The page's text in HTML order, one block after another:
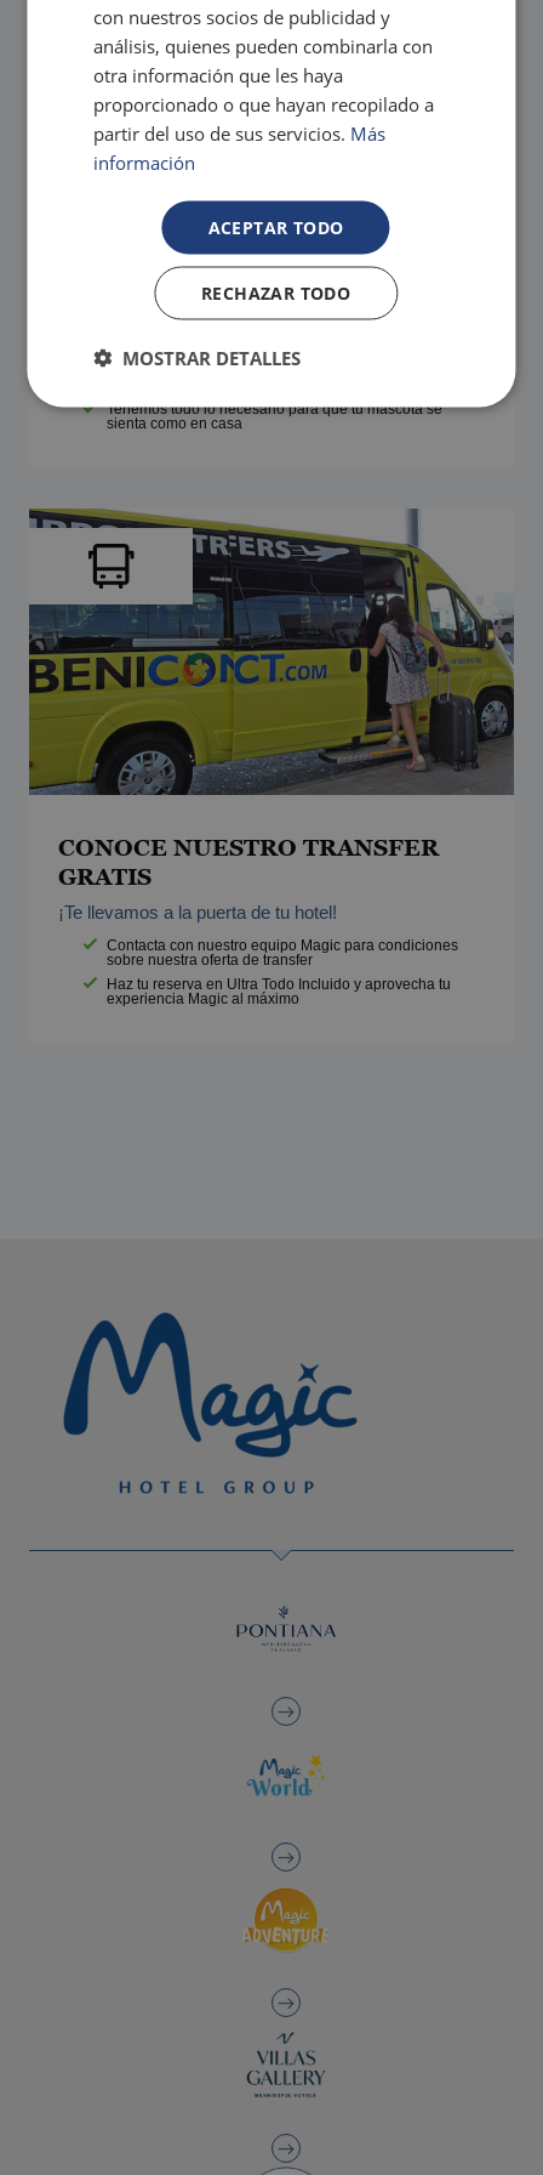
VIAJA CON TU MASCOTA
En Magic todo el mundo es bienvenido a disfrutar de
Tenemos todo lo necesario para que tu mascota se
sienta como en casa
CONOCE NUESTRO TRANSFER
GRATIS
¡Te llevamos a la puerta de tu hotel!
Contacta con nuestro equipo Magic para condiciones
sobre nuestra oferta de transfer
Haz tu reserva en Ultra Todo Incluido y aprovecha tu
experiencia Magic al máximo
con nuestros socios de publicidad y
análisis, quienes pueden combinarla con
otra información que les haya
proporcionado o que hayan recopilado a
partir del uso de sus servicios. Más
información
ACEPTAR TODO
RECHAZAR TODO
MOSTRAR DETALLES